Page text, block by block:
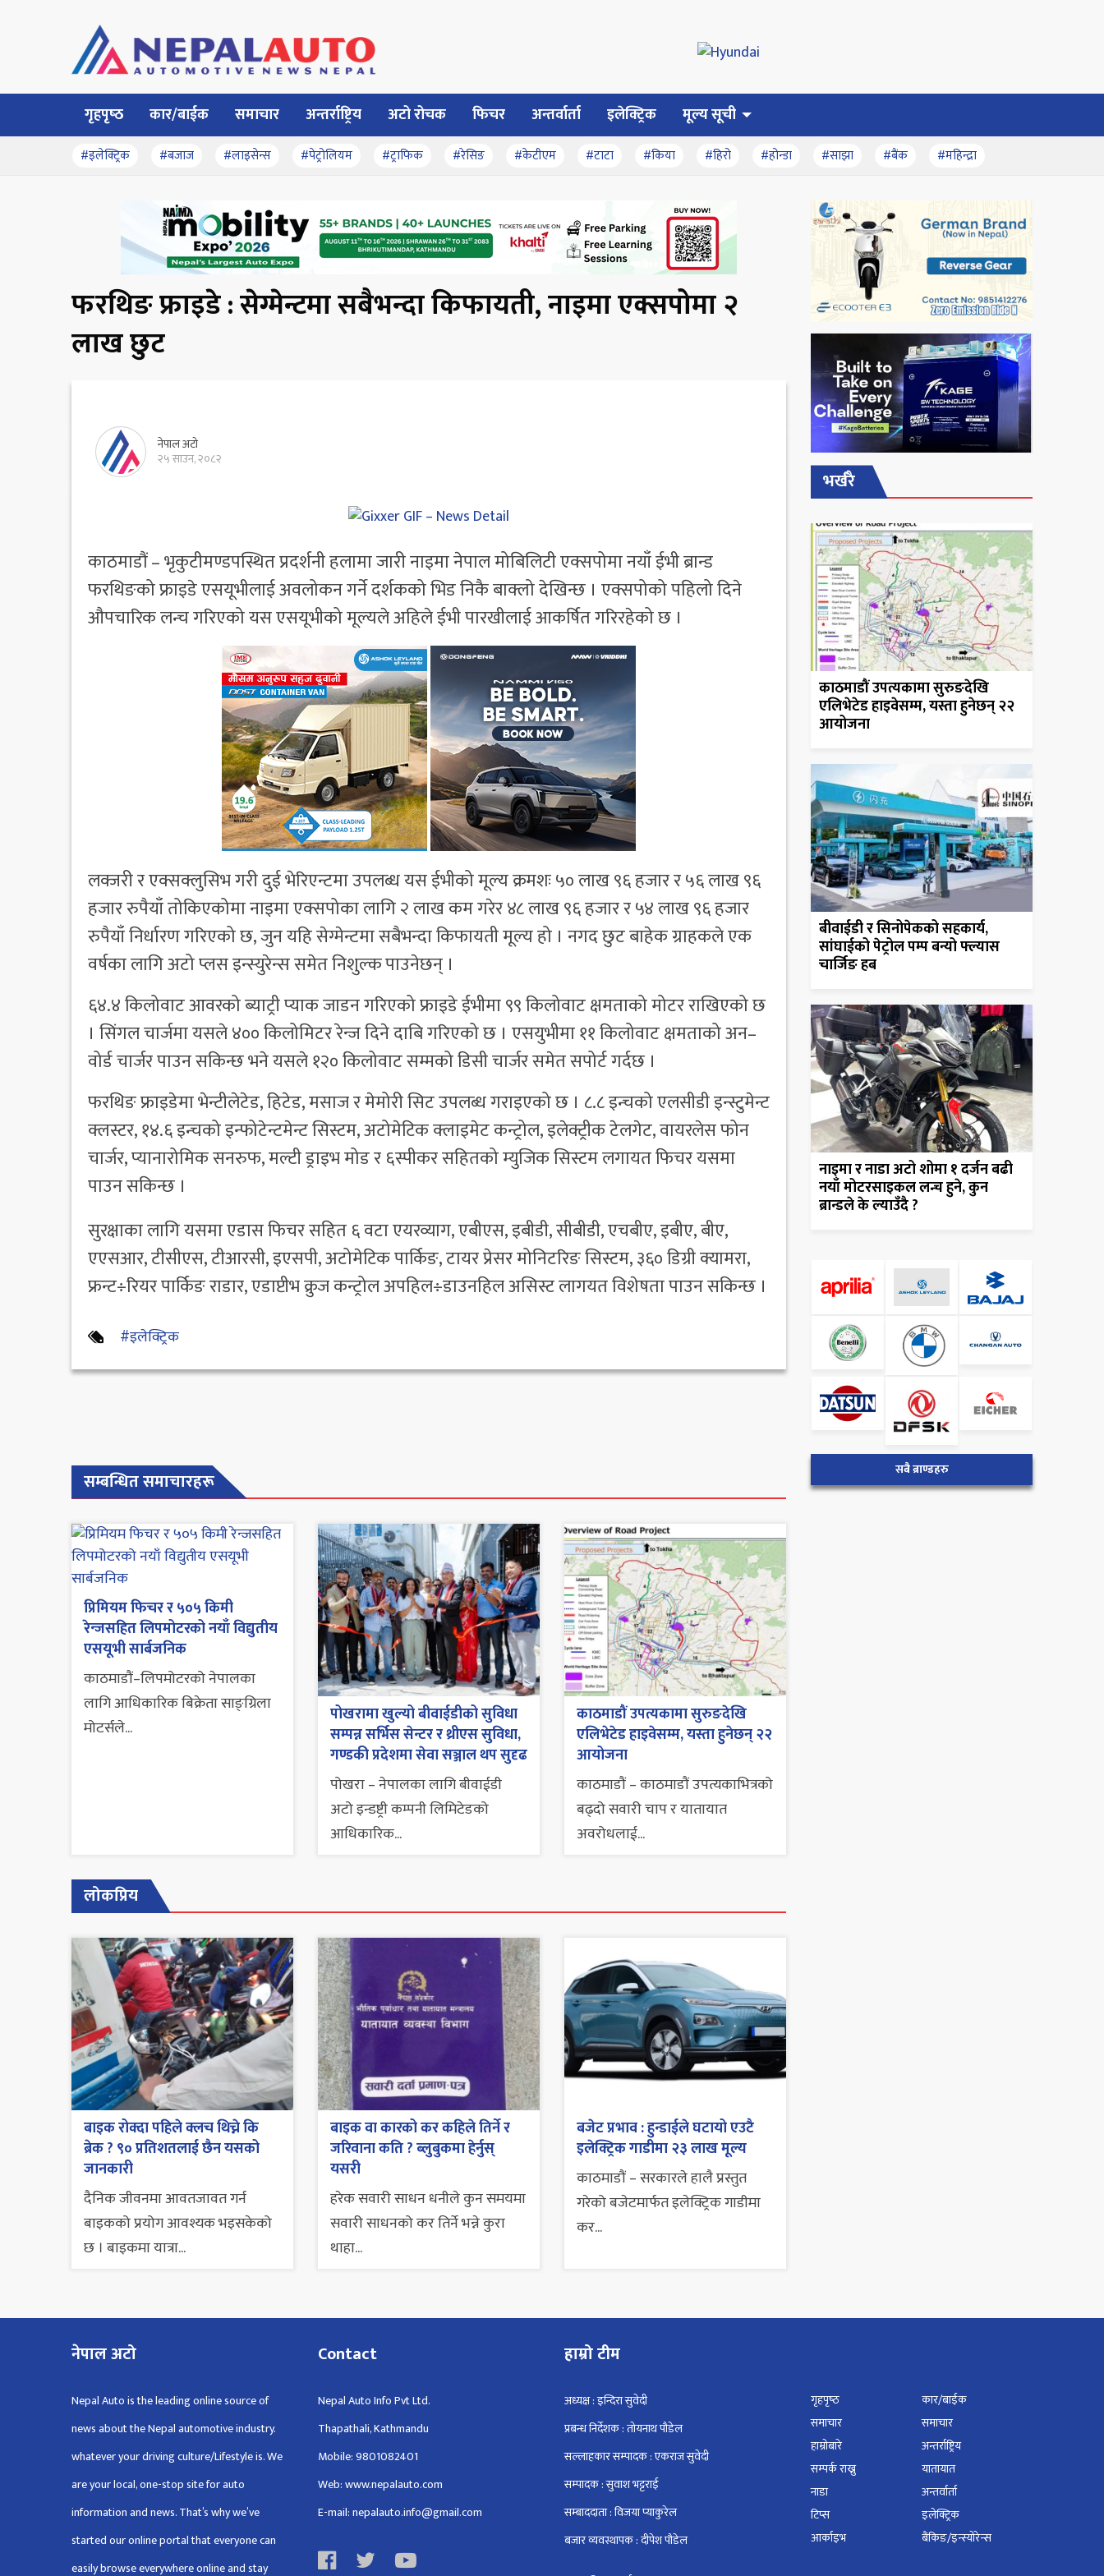
गृहपृष्‍ठ कार/बाईक समाचार अन्तर्राष्ट्रिय अटो रोचक फिचर अन्तर्वार्ता इलेक्ट्रिक मूल्य सूची
#इलेक्ट्रिक #बजाज #लाइसेन्स #पेट्रोलियम #ट्राफिक #रेसिङ #केटीएम #टाटा #किया #हिरो #होन्डा #साझा #बैंक #महिन्द्रा
फरथिङ फ्राइडे : सेग्मेन्टमा सबैभन्दा किफायती, नाइमा एक्सपोमा २
लाख छुट
नेपाल अटो
२५ साउन, २०८२
काठमाडौं – भृकुटीमण्डपस्थित प्रदर्शनी हलामा जारी नाइमा नेपाल मोबिलिटी एक्सपोमा नयाँ ईभी ब्रान्ड
फरथिङको फ्राइडे एसयूभीलाई अवलोकन गर्ने दर्शकको भिड निकै बाक्लो देखिन्छ । एक्सपोको पहिलो दिने
औपचारिक लन्च गरिएको यस एसयूभीको मूल्यले अहिले ईभी पारखीलाई आकर्षित गरिरहेको छ ।
लक्जरी र एक्सक्लुसिभ गरी दुई भेरिएन्टमा उपलब्ध यस ईभीको मूल्य क्रमशः ५० लाख ९६ हजार र ५६ लाख ९६
हजार रुपैयाँ तोकिएकोमा नाइमा एक्सपोका लागि २ लाख कम गरेर ४८ लाख ९६ हजार र ५४ लाख ९६ हजार
रुपैयाँ निर्धारण गरिएको छ, जुन यहि सेग्मेन्टमा सबैभन्दा किफायती मूल्य हो । नगद छुट बाहेक ग्राहकले एक
वर्षका लागि अटो प्लस इन्स्युरेन्स समेत निशुल्क पाउनेछन् ।
६४.४ किलोवाट आवरको ब्याट्री प्याक जाडन गरिएको फ्राइडे ईभीमा ९९ किलोवाट क्षमताको मोटर राखिएको छ
। सिंगल चार्जमा यसले ४०० किलोमिटर रेन्ज दिने दाबि गरिएको छ । एसयुभीमा ११ किलोवाट क्षमताको अन–
वोर्ड चार्जर पाउन सकिन्छ भने यसले १२० किलोवाट सम्मको डिसी चार्जर समेत सपोर्ट गर्दछ ।
फरथिङ फ्राइडेमा भेन्टीलेटेड, हिटेड, मसाज र मेमोरी सिट उपलब्ध गराइएको छ । ८.८ इन्चको एलसीडी इन्स्टुमेन्ट
क्लस्टर, १४.६ इन्चको इन्फोटेन्टमेन्ट सिस्टम, अटोमेटिक क्लाइमेट कन्ट्रोल, इलेक्ट्रीक टेलगेट, वायरलेस फोन
चार्जर, प्यानारोमिक सनरुफ, मल्टी ड्राइभ मोड र ६स्पीकर सहितको म्युजिक सिस्टम लगायत फिचर यसमा
पाउन सकिन्छ ।
सुरक्षाका लागि यसमा एडास फिचर सहित ६ वटा एयरव्याग, एबीएस, इबीडी, सीबीडी, एचबीए, इबीए, बीए,
एएसआर, टीसीएस, टीआरसी, इएसपी, अटोमेटिक पार्किङ, टायर प्रेसर मोनिटरिङ सिस्टम, ३६० डिग्री क्यामरा,
फ्रन्ट÷रियर पार्किङ राडार, एडाप्टीभ क्रुज कन्ट्रोल अपहिल÷डाउनहिल असिस्ट लागयत विशेषता पाउन सकिन्छ ।
#इलेक्ट्रिक
सम्बन्धित समाचारहरू
प्रिमियम फिचर र ५०५ किमी
रेन्जसहित लिपमोटरको नयाँ विद्युतीय
एसयूभी सार्बजनिक
काठमाडौं–लिपमोटरको नेपालका
लागि आधिकारिक बिक्रेता साङ्ग्रिला
मोटर्सले...
पोखरामा खुल्यो बीवाईडीको सुविधा
सम्पन्न सर्भिस सेन्टर र थ्रीएस सुविधा,
गण्डकी प्रदेशमा सेवा सञ्जाल थप सुदृढ
पोखरा – नेपालका लागि बीवाईडी
अटो इन्डष्ट्री कम्पनी लिमिटेडको
आधिकारिक...
काठमाडौं उपत्यकामा सुरुङदेखि
एलिभेटेड हाइवेसम्म, यस्ता हुनेछन् २२
आयोजना
काठमाडौं – काठमाडौं उपत्यकाभित्रको
बढ्दो सवारी चाप र यातायात
अवरोधलाई...
लोकप्रिय
बाइक रोक्दा पहिले क्लच थिच्ने कि
ब्रेक ? ९० प्रतिशतलाई छैन यसको
जानकारी
दैनिक जीवनमा आवतजावत गर्न
बाइकको प्रयोग आवश्यक भइसकेको
छ । बाइकमा यात्रा...
बाइक वा कारको कर कहिले तिर्ने र
जरिवाना कति ? ब्लुबुकमा हेर्नुस्
यसरी
हरेक सवारी साधन धनीले कुन समयमा
सवारी साधनको कर तिर्ने भन्ने कुरा
थाहा...
बजेट प्रभाव : हुन्डाईले घटायो एउटै
इलेक्ट्रिक गाडीमा २३ लाख मूल्य
काठमाडौं – सरकारले हालै प्रस्तुत
गरेको बजेटमार्फत इलेक्ट्रिक गाडीमा
कर...
भर्खरै
काठमाडौं उपत्यकामा सुरुङदेखि
एलिभेटेड हाइवेसम्म, यस्ता हुनेछन् २२
आयोजना
बीवाईडी र सिनोपेकको सहकार्य,
सांघाईको पेट्रोल पम्प बन्यो फ्ल्यास
चार्जिङ हब
नाइमा र नाडा अटो शोमा १ दर्जन बढी
नयाँ मोटरसाइकल लन्च हुने, कुन
ब्रान्डले के ल्याउँदै ?
सबै ब्राण्डहरु
गृहपृष्‍ठ
समाचार
हाम्रोबारे
सम्पर्क राख्नु
नाडा
टिप्स
आर्काइभ
कार/बाईक
समाचार
अन्तर्राष्ट्रिय
यातायात
अन्तर्वार्ता
इलेक्ट्रिक
बैंकिङ/इन्स्योरेन्स
नेपाल अटो
Nepal Auto is the leading online source of
news about the Nepal automotive industry.
whatever your driving culture/Lifestyle is. We
are your local, one-stop site for auto
information and news. That’s why we’ve
started our online portal that everyone can
easily browse everywhere online and stay
Contact
Nepal Auto Info Pvt Ltd.
Thapathali, Kathmandu
Mobile: 9801082401
Web: www.nepalauto.com
E-mail: nepalauto.info@gmail.com
हाम्रो टीम
अध्यक्ष : इन्दिरा सुवेदी
प्रबन्ध निर्देशक : तोयनाथ पौडेल
सल्लाहकार सम्पादक : एकराज सुवेदी
सम्पादक : सुवाश भट्टराई
सम्बाददाता : विजया प्याकुरेल
बजार व्यवस्थापक : दीपेश पौडेल